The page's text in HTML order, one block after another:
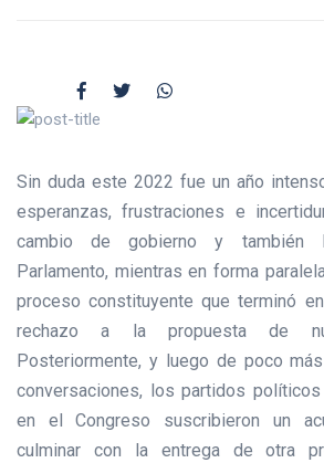
Sin duda este 2022 fue un año
esperanzas, frustraciones e
cambio de gobierno y también
Parlamento, mientras en forma
proceso constituyente que terminó
rechazo a la propuesta de
Posteriormente, y luego de poco
conversaciones, los partidos
en el Congreso suscribieron un
culminar con la entrega de otra